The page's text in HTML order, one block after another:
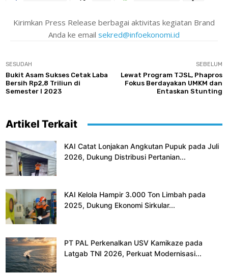
Kirimkan Press Release berbagai aktivitas kegiatan Brand
Anda ke email sekred@infoekonomi.id
SESUDAH
Bukit Asam Sukses Cetak Laba
Bersih Rp2,8 Triliun di
Semester I 2023
SEBELUM
Lewat Program TJSL, Phapros
Fokus Berdayakan UMKM dan
Entaskan Stunting
Artikel Terkait
KAI Catat Lonjakan Angkutan Pupuk pada Juli
2026, Dukung Distribusi Pertanian...
KAI Kelola Hampir 3.000 Ton Limbah pada
2025, Dukung Ekonomi Sirkular...
PT PAL Perkenalkan USV Kamikaze pada
Latgab TNI 2026, Perkuat Modernisasi...